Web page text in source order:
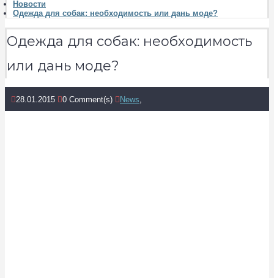
Новости
Одежда для собак: необходимость или дань моде?
Одежда для собак: необходимость
или дань моде?
28.01.2015 0 Comment(s) News,